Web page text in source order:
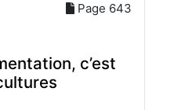
Page 643
c’est